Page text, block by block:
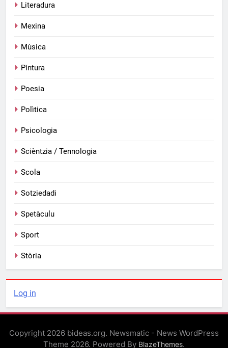
Literadura
Mexina
Mùsica
Pintura
Poesia
Polìtica
Psicologia
Scièntzia / Tennologia
Scola
Sotziedadi
Spetàculu
Sport
Stòria
Log in
Copyright 2026 bideas.org. Newsmatic - News WordPress
Theme 2026. Powered By BlazeThemes.